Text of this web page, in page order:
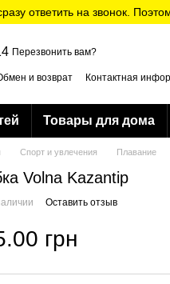
ответить на звонок.
Перезвонить вам?
и возврат Контактная
Товары для дома
Спорт и увлечения Плавание
Volna Kazantip
Оставить отзыв
грн